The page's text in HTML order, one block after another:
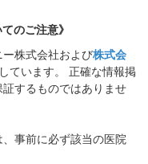
のご注意》
株式会社および株式会
ています。 正確な情報掲
するものではありませ
事前に必ず該当の医院